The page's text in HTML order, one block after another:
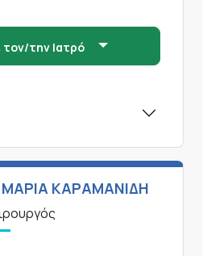
τον/την Ιατρό
ΜΑΡΙΑ ΚΑΡΑΜΑΝΙΔΗ